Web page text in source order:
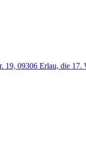
09306 Erlau, die 17.